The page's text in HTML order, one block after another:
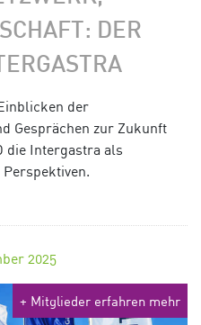
DER
der
Gesprächen zur Zukunft
die Intergastra als
2025
+ Mitglieder erfahren mehr